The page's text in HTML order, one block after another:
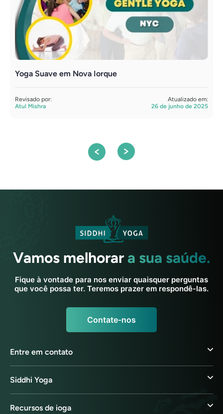
Yoga Suave em Nova Iorque
Revisado por:
Atul Mishra
Atualizado em:
26 de junho de 2025
Vamos melhorar a sua saúde.
Fique à vontade para nos enviar quaisquer perguntas
que você possa ter. Teremos prazer em respondê-las.
Contate-nos
Entre em contato
Siddhi Yoga
Recursos de ioga